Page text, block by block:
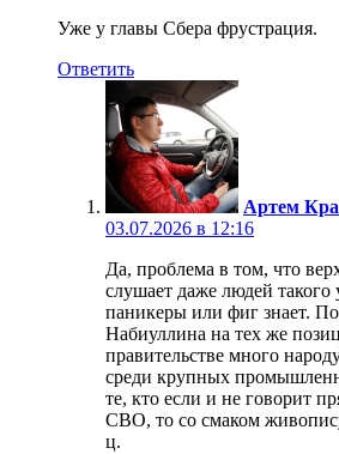
Уже у главы Сбера фрустрация.
Ответить
Артем
03.07.2026 в 12:16
Да, проблема в том, что
слушает даже людей такого
паникеры или фиг знает.
Набиуллина на тех же
правительстве много
среди крупных
те, кто если и не говорит
СВО, то со смаком
ц.